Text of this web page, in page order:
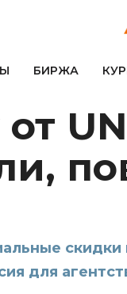
БИРЖА
для